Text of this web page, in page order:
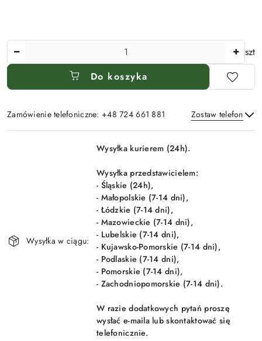
szt
Do koszyka
Zamówienie telefoniczne: +48 724 661 881 Zostaw telefon
Wyślij
Wysyłka w ciągu:
Wysyłka kurierem (24h).
Wysyłka przedstawicielem:
- Śląskie (24h),
- Małopolskie (7-14 dni),
- Łódzkie (7-14 dni),
- Mazowieckie (7-14 dni),
- Lubelskie (7-14 dni),
- Kujawsko-Pomorskie (7-14 dni),
- Podlaskie (7-14 dni),
- Pomorskie (7-14 dni),
- Zachodniopomorskie (7-14 dni).
W razie dodatkowych pytań proszę
wysłać e-maila lub skontaktować się
telefonicznie.